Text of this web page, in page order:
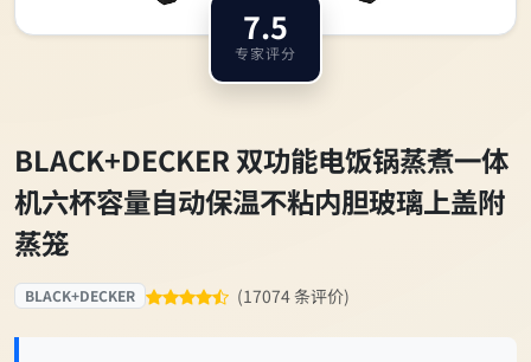
7.5
专家评分
BLACK+DECKER 双功能电饭锅蒸煮一体
机六杯容量自动保温不粘内胆玻璃上盖附
蒸笼
BLACK+DECKER (17074 条评价)